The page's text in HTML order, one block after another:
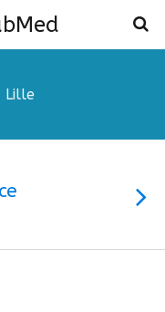
Lille